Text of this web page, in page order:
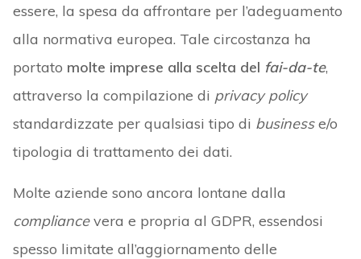
essere, la spesa da affrontare per l’adeguamento
alla normativa europea. Tale circostanza ha
portato molte imprese alla scelta del fai-da-te,
attraverso la compilazione di privacy policy
standardizzate per qualsiasi tipo di businesse/o
tipologia di trattamento dei dati.
Molte aziende sono ancora lontane dalla
compliancevera e propria al GDPR, essendosi
spesso limitate all’aggiornamento delle